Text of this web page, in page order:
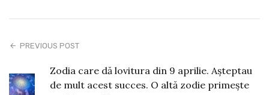
PREVIOUS POST
Zodia care dă lovitura din 9 aprilie. Așteptau
de mult acest succes. O altă zodie primește